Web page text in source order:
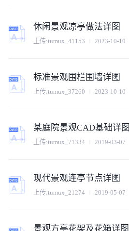
休闲景观凉亭做法详图
上传:tumux_41153 2023-10-10
标准景观围栏围墙详图
上传:tumux_37260 2023-10-10
某庭院景观CAD基础详图
上传:tumux_71334 2019-03-07
现代景观连亭节点详图
上传:tumux_21274 2019-05-07
景观方亭花架及花箱详图